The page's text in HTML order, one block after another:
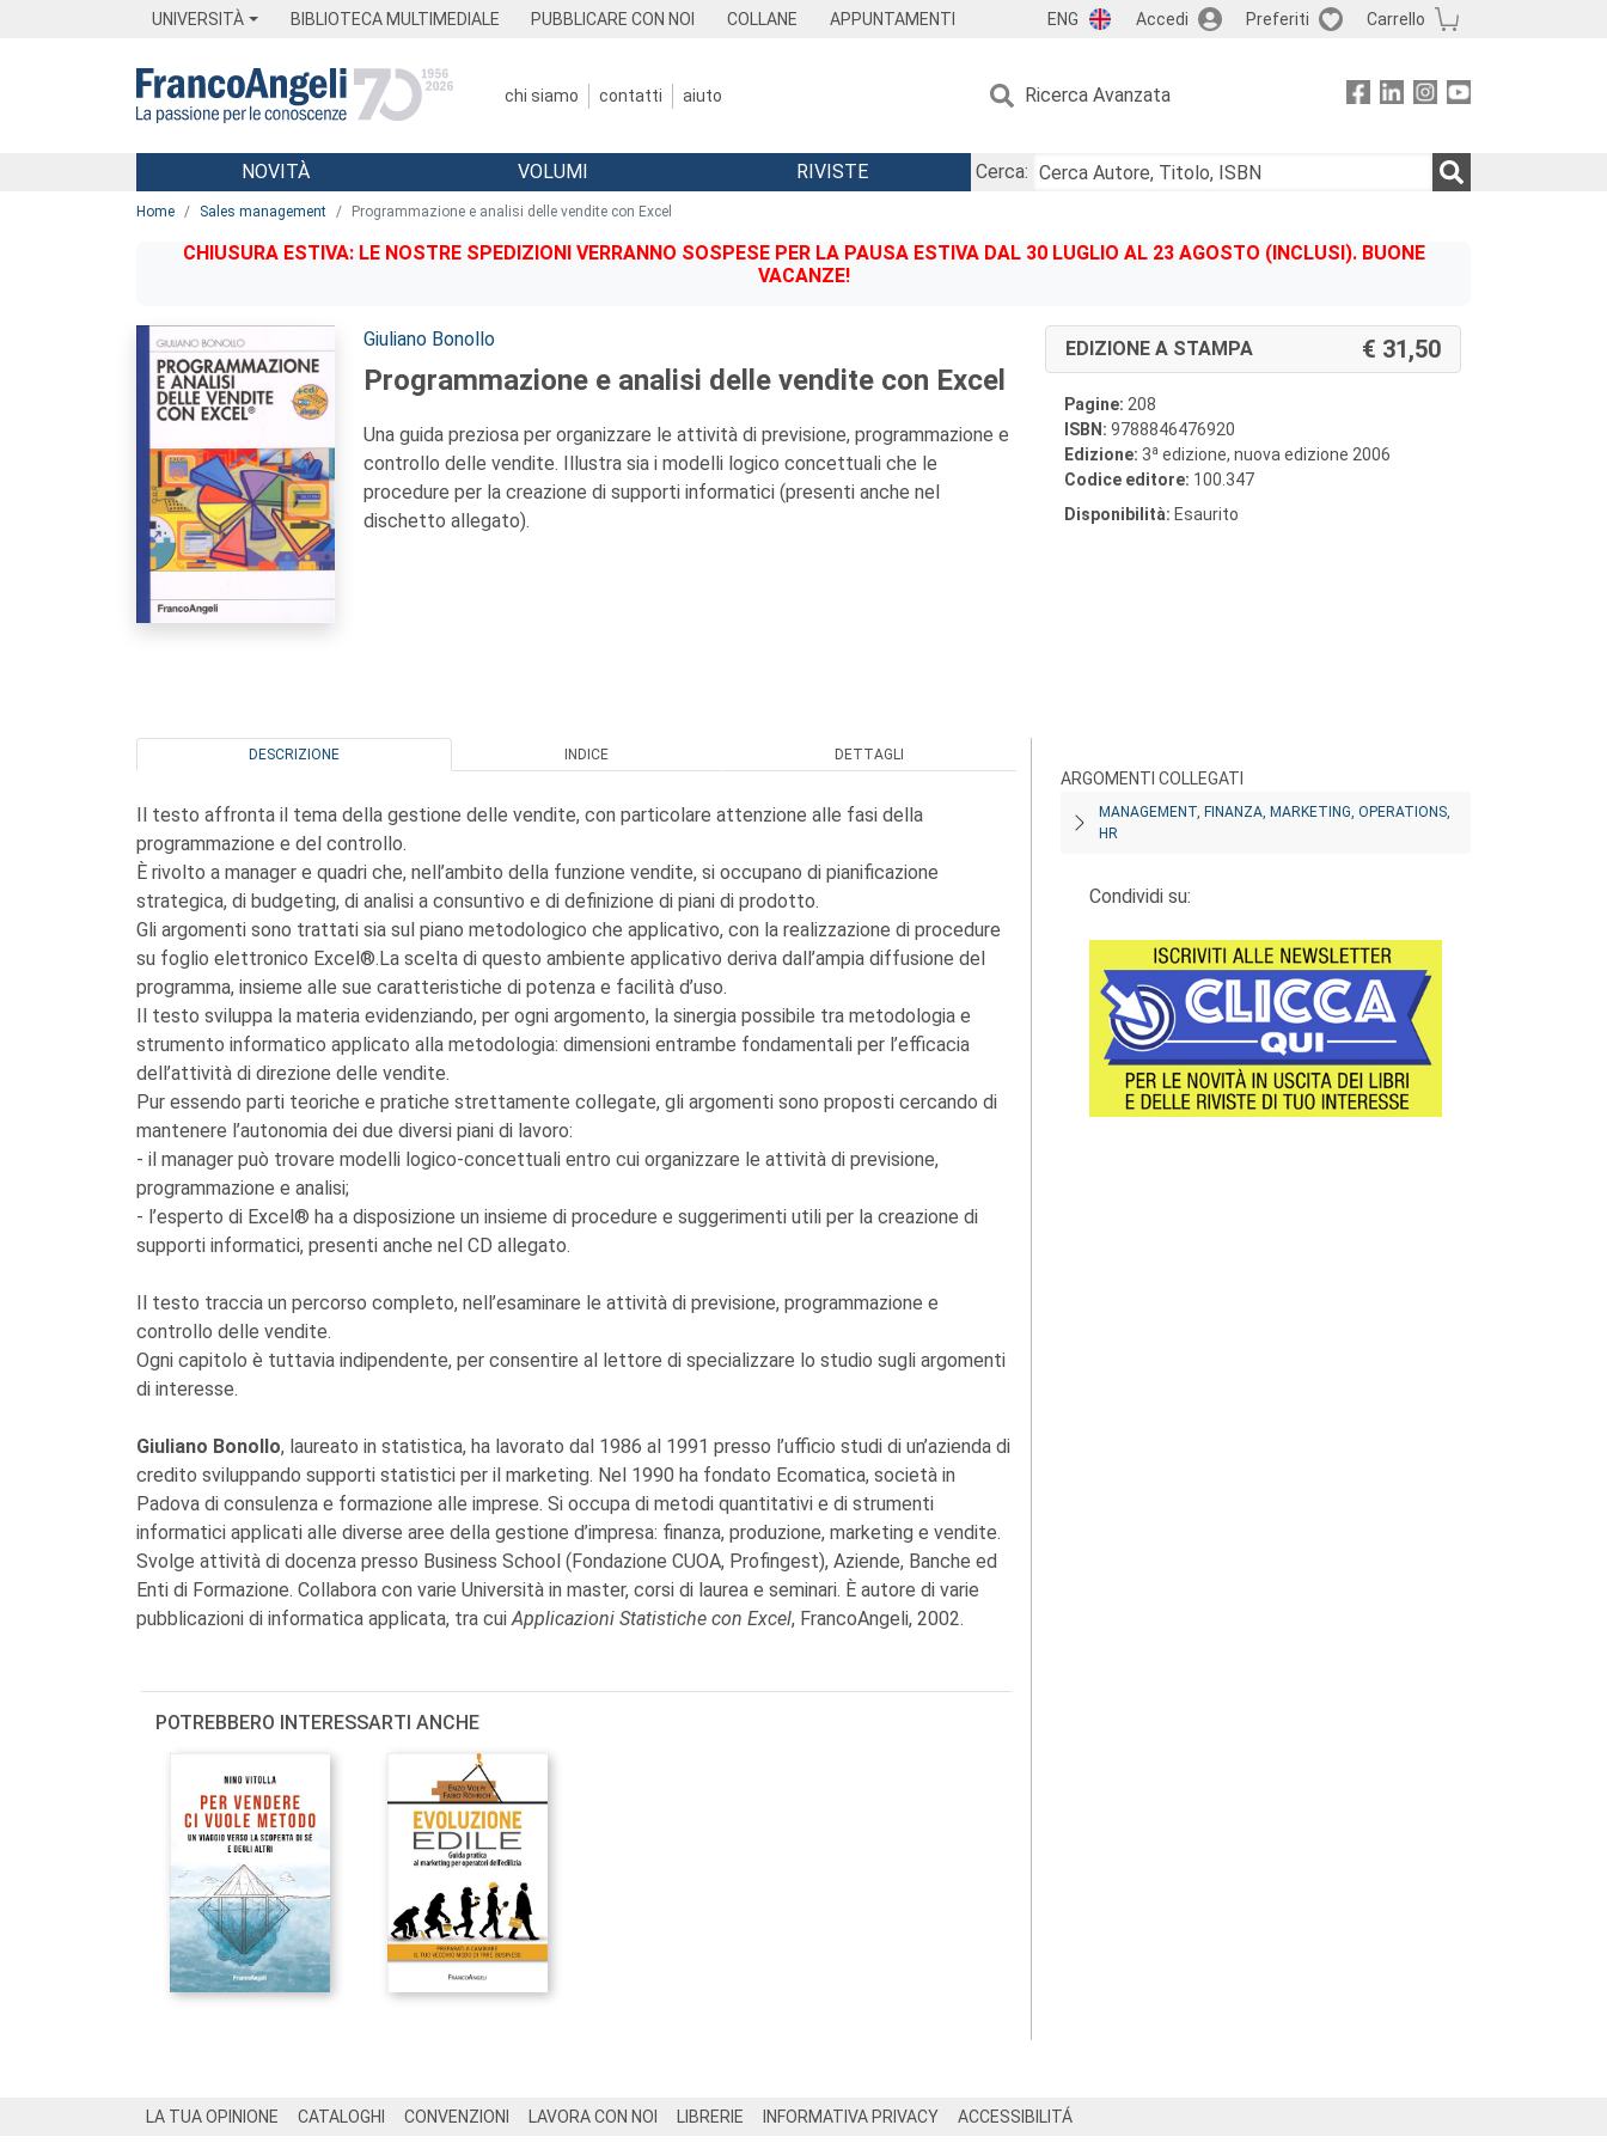
UNIVERSITÀ BIBLIOTECA MULTIMEDIALE PUBBLICARE CON NOI COLLANE APPUNTAMENTI ENG Accedi Preferiti Carrello
chi siamo contatti aiuto Ricerca Avanzata
Menu
NOVITÀ VOLUMI RIVISTE
Cerca:
Home Sales management Programmazione e analisi delle vendite con Excel
CHIUSURA ESTIVA: LE NOSTRE SPEDIZIONI VERRANNO SOSPESE PER LA PAUSA ESTIVA DAL 30 LUGLIO AL 23 AGOSTO (INCLUSI). BUONE
VACANZE!
Autori:
Giuliano Bonollo
Programmazione e analisi delle vendite con Excel
Una guida preziosa per organizzare le attività di previsione, programmazione e
controllo delle vendite. Illustra sia i modelli logico concettuali che le
procedure per la creazione di supporti informatici (presenti anche nel
dischetto allegato).
EDIZIONE A STAMPA 31,50
Pagine: 208
ISBN: 9788846476920
Edizione: 3a edizione, nuova edizione 2006
Codice editore: 100.347
Disponibilità: Esaurito
DESCRIZIONE INDICE DETTAGLI
Il testo affronta il tema della gestione delle vendite, con particolare attenzione alle fasi della
programmazione e del controllo.
È rivolto a manager e quadri che, nell’ambito della funzione vendite, si occupano di pianificazione
strategica, di budgeting, di analisi a consuntivo e di definizione di piani di prodotto.
Gli argomenti sono trattati sia sul piano metodologico che applicativo, con la realizzazione di procedure
su foglio elettronico Excel®.La scelta di questo ambiente applicativo deriva dall’ampia diffusione del
programma, insieme alle sue caratteristiche di potenza e facilità d’uso.
Il testo sviluppa la materia evidenziando, per ogni argomento, la sinergia possibile tra metodologia e
strumento informatico applicato alla metodologia: dimensioni entrambe fondamentali per l’efficacia
dell’attività di direzione delle vendite.
Pur essendo parti teoriche e pratiche strettamente collegate, gli argomenti sono proposti cercando di
mantenere l’autonomia dei due diversi piani di lavoro:
- il manager può trovare modelli logico-concettuali entro cui organizzare le attività di previsione,
programmazione e analisi;
- l’esperto di Excel® ha a disposizione un insieme di procedure e suggerimenti utili per la creazione di
supporti informatici, presenti anche nel CD allegato.
Il testo traccia un percorso completo, nell’esaminare le attività di previsione, programmazione e
controllo delle vendite.
Ogni capitolo è tuttavia indipendente, per consentire al lettore di specializzare lo studio sugli argomenti
di interesse.
Giuliano Bonollo, laureato in statistica, ha lavorato dal 1986 al 1991 presso l’ufficio studi di un’azienda di
credito sviluppando supporti statistici per il marketing. Nel 1990 ha fondato Ecomatica, società in
Padova di consulenza e formazione alle imprese. Si occupa di metodi quantitativi e di strumenti
informatici applicati alle diverse aree della gestione d’impresa: finanza, produzione, marketing e vendite.
Svolge attività di docenza presso Business School (Fondazione CUOA, Profingest), Aziende, Banche ed
Enti di Formazione. Collabora con varie Università in master, corsi di laurea e seminari. È autore di varie
pubblicazioni di informatica applicata, tra cuiApplicazioni Statistiche con Excel, FrancoAngeli, 2002.
POTREBBERO INTERESSARTI ANCHE
ARGOMENTI COLLEGATI
MANAGEMENT, FINANZA, MARKETING, OPERATIONS,
HR
Condividi su:
LA TUA OPINIONE CATALOGHI CONVENZIONI LAVORA CON NOI LIBRERIE INFORMATIVA PRIVACY ACCESSIBILITÁ